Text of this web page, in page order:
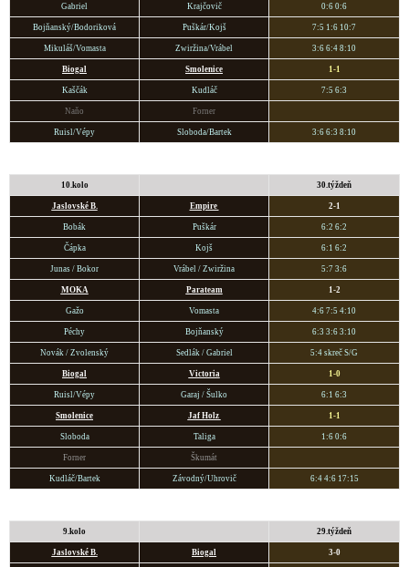
Gabriel Krajčovič 0:6 0:6
Bojňanský/Bodoriková Puškár/Kojš 7:5 1:6 10:7
Mikuláš/Vomasta Zwiržina/Vrábel 3:6 6:4 8:10
Biogal Smolenice 1-1
Kaščák Kudláč 7:5 6:3
Naňo Forner
Ruisl/Vépy Sloboda/Bartek 3:6 6:3 8:10
10.kolo 30.týždeň
Jaslovské B. Empire 2-1
Bobák Puškár 6:2 6:2
Čápka Kojš 6:1 6:2
Junas / Bokor Vrábel / Zwiržina 5:7 3:6
MOKA Parateam 1-2
Gažo Vomasta 4:6 7:5 4:10
Péchy Bojňanský 6:3 3:6 3:10
Novák / Zvolenský Sedlák / Gabriel 5:4 skreč S/G
Biogal Victoria 1-0
Ruisl/Vépy Garaj / Šulko 6:1 6:3
Smolenice Jaf Holz 1-1
Sloboda Taliga 1:6 0:6
Forner Škumát
Kudláč/Bartek Závodný/Uhrovič 6:4 4:6 17:15
9.kolo 29.týždeň
Jaslovské B. Biogal 3-0